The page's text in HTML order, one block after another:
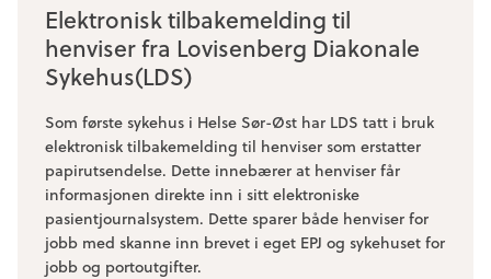
Elektronisk tilbakemelding til
henviser fra Lovisenberg Diakonale
Sykehus(LDS)
Som første sykehus i Helse Sør-Øst har LDS tatt i bruk
elektronisk tilbakemelding til henviser som erstatter
papirutsendelse. Dette innebærer at henviser får
informasjonen direkte inn i sitt elektroniske
pasientjournalsystem. Dette sparer både henviser for
jobb med skanne inn brevet i eget EPJ og sykehuset for
jobb og portoutgifter.